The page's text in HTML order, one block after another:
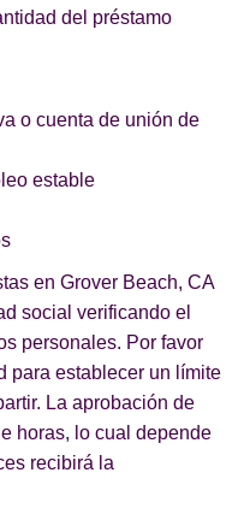
del préstamo
o cuenta de unión de
estable
en Grover Beach, CA
social verificando el
personales. Por favor
para establecer un límite
La aprobación de
horas, lo cual depende
recibirá la